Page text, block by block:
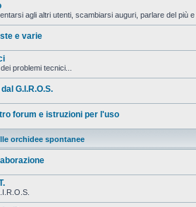
agli altri utenti, scambiarsi auguri, parlare del più e
e varie
problemi tecnici...
G.I.R.O.S.
forum e istruzioni per l'uso
orchidee spontanee